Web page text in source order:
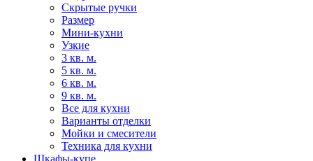
Скрытые ручки
Размер
Мини-кухни
Узкие
3 кв. м.
5 кв. м.
6 кв. м.
9 кв. м.
Все для кухни
Варианты отделки
Мойки и смесители
Техника для кухни
Шкафы-купе